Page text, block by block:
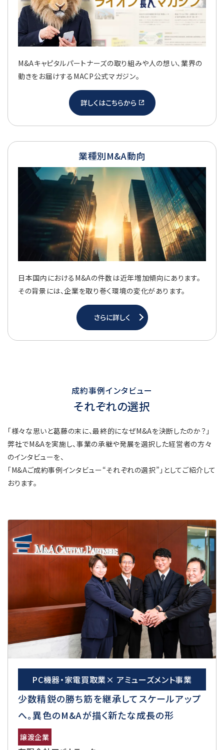
M&Aキャピタルパートナーズの取り組みや人の想い、業界の
動きをお届けするMACP公式マガジン。
詳しくはこちらから
業種別M&A動向
日本国内におけるM&Aの件数は近年増加傾向にあります。
その背景には、企業を取り巻く環境の変化があります。
さらに詳しく
成約事例インタビュー
それぞれの選択
「様々な思いと葛藤の末に、最終的になぜM&Aを決断したのか？」
弊社でM&Aを実施し、事業の承継や発展を選択した経営者の方々
のインタビューを、
「M&Aご成約事例インタビュー“それぞれの選択”」としてご紹介して
おります。
PC機器・家電買取業× アミューズメント事業
少数精鋭の勝ち筋を継承してスケールアップ
へ。異色のM&Aが描く新たな成長の形
譲渡企業